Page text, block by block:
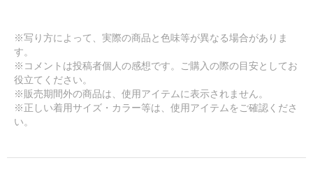
※写り方によって、実際の商品と色味等が異なる場合がありま
す。
※コメントは投稿者個人の感想です。ご購入の際の目安としてお
役立てください。
※販売期間外の商品は、使用アイテムに表示されません。
※正しい着用サイズ・カラー等は、使用アイテムをご確認くださ
い。